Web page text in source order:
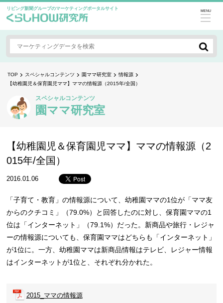
リビング新聞グループのマーケティングポータルサイト MENU
TOP スペシャルコンテンツ 園ママ研究室
情報源
【幼稚園児＆保育園児ママ】ママの情報源（2015年/全国）
スペシャルコンテンツ
園ママ研究室
【幼稚園児＆保育園児ママ】ママの情報源（2
015年/全国）
2016.01.06
「子育て・教育」の情報源について、幼稚園ママの1位が「ママ友
からのクチコミ」（79.0%）と回答したのに対し、保育園ママの1
位は「インターネット」（79.1%）だった。新商品や旅行・レジャ
ーの情報源についても、保育園ママはどちらも「インターネット」
が1位に。一方、幼稚園ママは新商品情報はテレビ、レジャー情報
はインターネットが1位と、それぞれ分かれた。
2015_ママの情報源